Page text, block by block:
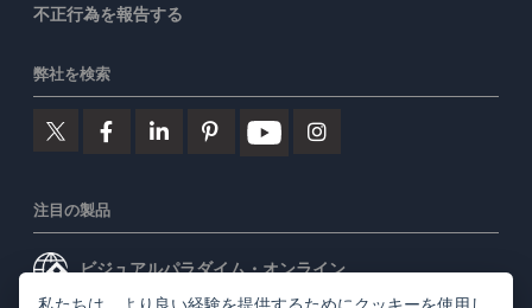
不正行為を報告する
弊社を検索
注目の製品
ビジュアルパラダイム・オンライン